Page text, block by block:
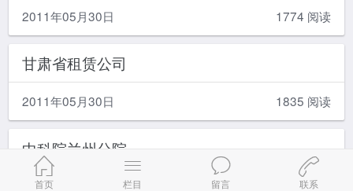
2011年05月30日 1774 阅读
甘肃省租赁公司
2011年05月30日 1835 阅读
中科院兰州分院
2011年05月30日 1844 阅读
首页 栏目 留言 联系